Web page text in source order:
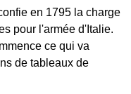
en 1795 la charge
pour l'armée d'Italie.
ce qui va
de tableaux de